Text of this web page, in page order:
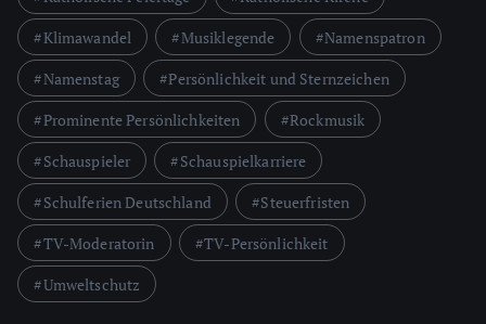
Klimawandel
Musiklegende
Namenspatron
Namenstag
Persönlichkeit und Sternzeichen
Prominente Persönlichkeiten
Rockmusik
Schauspieler
Schauspielkarriere
Schulferien Deutschland
Steuerfristen
TV-Moderatorin
TV-Persönlichkeit
Umweltschutz